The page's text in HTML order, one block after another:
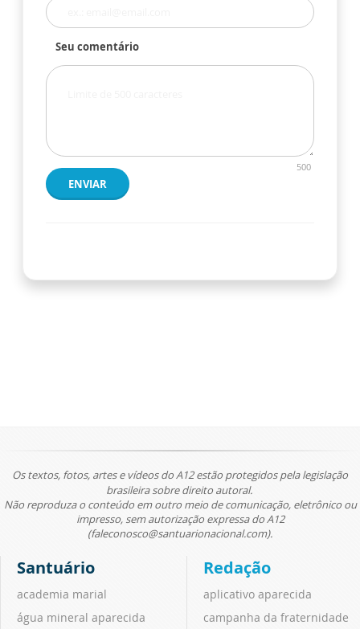
Seu comentário
500
ENVIAR
Os textos, fotos, artes e vídeos do A12 estão protegidos pela legislação
brasileira sobre direito autoral.
Não reproduza o conteúdo em outro meio de comunicação, eletrônico ou
impresso, sem autorização expressa do A12
(faleconosco@santuarionacional.com).
Santuário
academia marial
água mineral aparecida
Redação
aplicativo aparecida
campanha da fraternidade